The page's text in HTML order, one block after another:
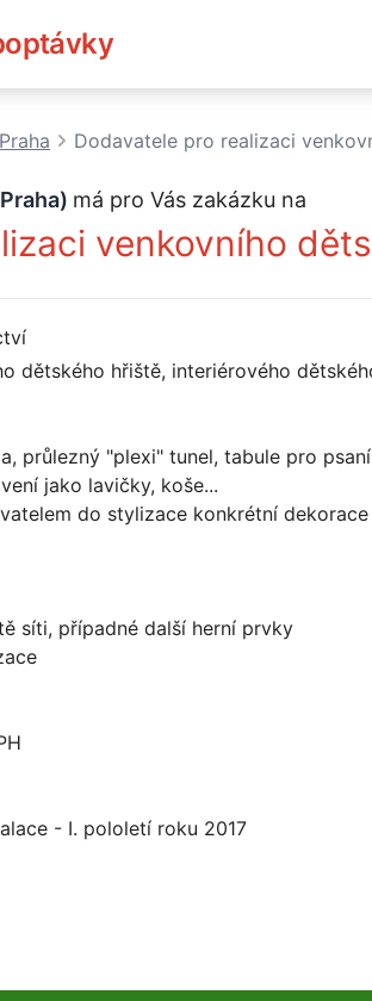
Praha Dodavatele pro realizaci
má pro Vás zakázku na
venkovního
dětského hřiště, interiérového
průlezný "plexi" tunel, tabule pro
jako lavičky, koše...
do stylizace konkrétní
síti, případné další herní prvky
- I. pololetí roku 2017